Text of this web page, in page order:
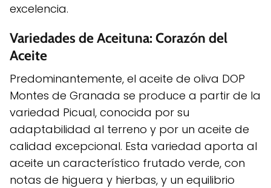
excelencia.
Variedades de Aceituna: Corazón del
Aceite
Predominantemente, el aceite de oliva DOP
Montes de Granada se produce a partir de la
variedad Picual, conocida por su
adaptabilidad al terreno y por un aceite de
calidad excepcional. Esta variedad aporta al
aceite un característico frutado verde, con
notas de higuera y hierbas, y un equilibrio